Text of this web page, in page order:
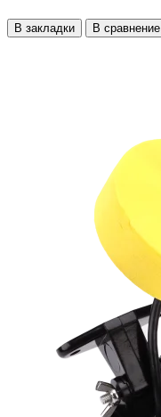
В закладки В сравнение